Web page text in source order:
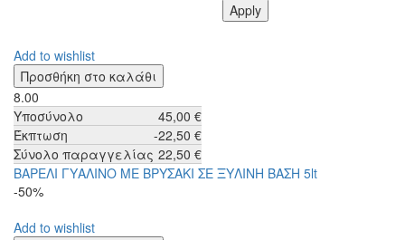
Add to wishlist
8.00
Υποσύνολο
45,00 €
Έκπτωση
-22,50 €
Σύνολο παραγγελίας 22,50 €
ΒΑΡΕΛΙ ΓΥΑΛΙΝΟ ΜΕ ΒΡΥΣΑΚΙ ΣΕ ΞΥΛΙΝΗ ΒΑΣΗ 5lt
-50%
Add to wishlist